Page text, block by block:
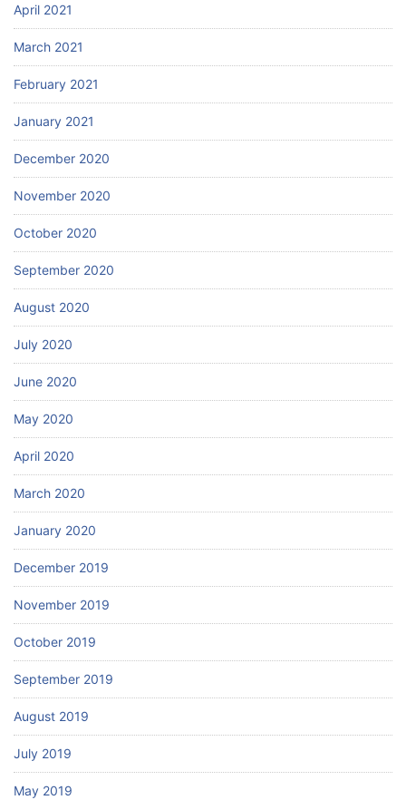
April 2021
March 2021
February 2021
January 2021
December 2020
November 2020
October 2020
September 2020
August 2020
July 2020
June 2020
May 2020
April 2020
March 2020
January 2020
December 2019
November 2019
October 2019
September 2019
August 2019
July 2019
May 2019